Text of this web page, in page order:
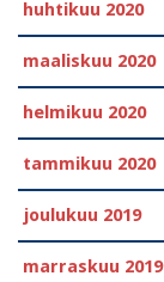
huhtikuu 2020
maaliskuu 2020
helmikuu 2020
tammikuu 2020
joulukuu 2019
marraskuu 2019